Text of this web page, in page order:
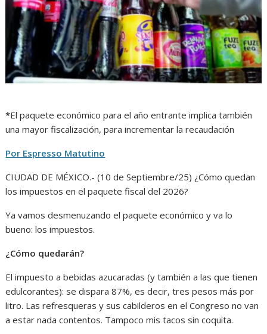
*El paquete económico para el año entrante implica también
una mayor fiscalización, para incrementar la recaudación
Por Espresso Matutino
CIUDAD DE MÉXICO.- (10 de Septiembre/25) ¿Cómo quedan
los impuestos en el paquete fiscal del 2026?
Ya vamos desmenuzando el paquete económico y va lo
bueno: los impuestos.
¿Cómo quedarán?
El impuesto a bebidas azucaradas (y también a las que tienen
edulcorantes): se dispara 87%, es decir, tres pesos más por
litro. Las refresqueras y sus cabilderos en el Congreso no van
a estar nada contentos. Tampoco mis tacos sin coquita.